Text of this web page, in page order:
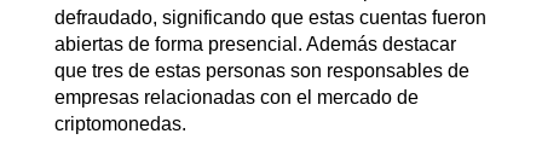
defraudado, significando que estas cuentas fueron
abiertas de forma presencial. Además destacar
que tres de estas personas son responsables de
empresas relacionadas con el mercado de
criptomonedas.